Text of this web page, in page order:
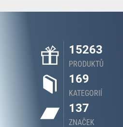
15263
PRODUKTŮ
169
KATEGORIÍ
137
ZNAČEK